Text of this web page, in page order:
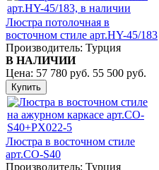
Люстра потолочная в
восточном стиле арт.HY-45/183
Производитель: Турция
В НАЛИЧИИ
Цена: 57 780 руб. 55 500 руб.
Люстра в восточном стиле
арт.СО-S40
Производитель: Турция